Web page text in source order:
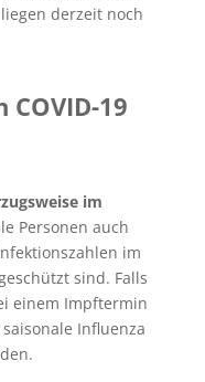
derzeit noch
19
im
Personen auch
im
sind. Falls
einem Impftermin
Influenza